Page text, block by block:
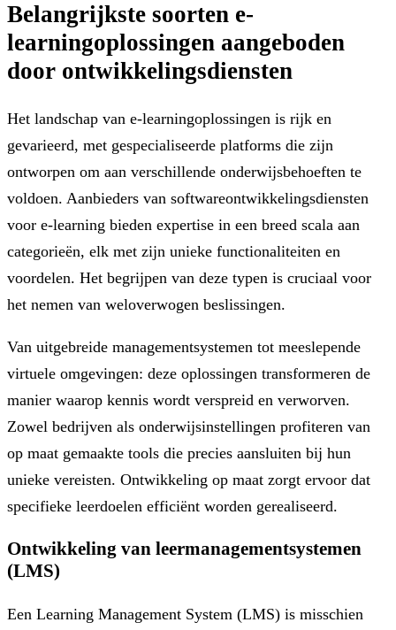
Belangrijkste soorten e-
learningoplossingen aangeboden
door ontwikkelingsdiensten
Het landschap van e-learningoplossingen is rijk en
gevarieerd, met gespecialiseerde platforms die zijn
ontworpen om aan verschillende onderwijsbehoeften te
voldoen. Aanbieders van softwareontwikkelingsdiensten
voor e-learning bieden expertise in een breed scala aan
categorieën, elk met zijn unieke functionaliteiten en
voordelen. Het begrijpen van deze typen is cruciaal voor
het nemen van weloverwogen beslissingen.
Van uitgebreide managementsystemen tot meeslepende
virtuele omgevingen: deze oplossingen transformeren de
manier waarop kennis wordt verspreid en verworven.
Zowel bedrijven als onderwijsinstellingen profiteren van
op maat gemaakte tools die precies aansluiten bij hun
unieke vereisten. Ontwikkeling op maat zorgt ervoor dat
specifieke leerdoelen efficiënt worden gerealiseerd.
Ontwikkeling van leermanagementsystemen
(LMS)
Een Learning Management System (LMS) is misschien